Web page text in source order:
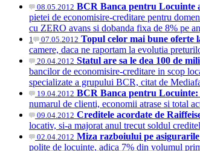
08.05.2012 BCR Banca pentru Locuinte
pietei de economisire-creditare pentru
cu ZERO avans si dobanda fixa de 8% pe
1 07.05.2012 Topul celor mai bune oferte
camere, daca ne raportam la evolutia
20.04.2012 Statul are sa le dea 100 de
bancilor de economisire-creditare in scop
specializate a grupului BCR, citat de
19.04.2012 BCR Banca pentru Locuinte:
numarul de clienti, economii atrase si total
09.04.2012 Creditele acordate de
locativ, si-a majorat anul trecut soldul
02.04.2012 Miza razboiului pe
polite de locuinte, adica 7% din volumul